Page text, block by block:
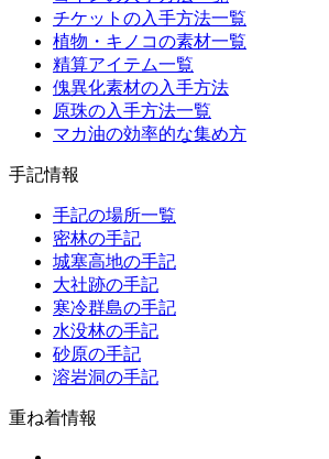
チケットの入手方法一覧
植物・キノコの素材一覧
精算アイテム一覧
傀異化素材の入手方法
原珠の入手方法一覧
マカ油の効率的な集め方
手記情報
手記の場所一覧
密林の手記
城塞高地の手記
大社跡の手記
寒冷群島の手記
水没林の手記
砂原の手記
溶岩洞の手記
重ね着情報